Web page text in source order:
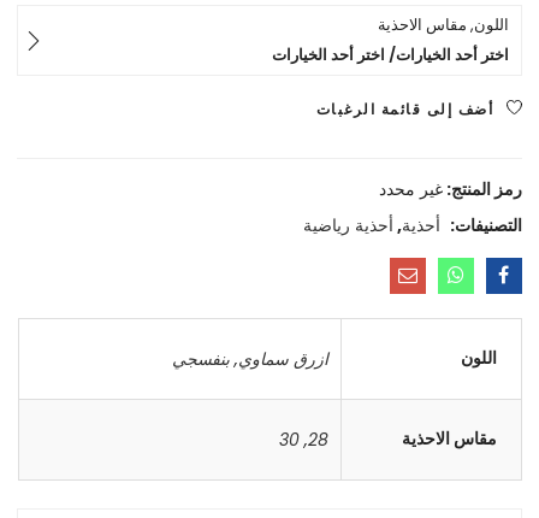
الحالي
هو:
3.500 ﷼.
هو:
5.000 ﷼.
اللون, مقاس الاحذية
اختر أحد الخيارات/ اختر أحد الخيارات
أضف إلى قائمة الرغبات
رمز المنتج:غير محدد
التصنيفات: أحذية, أحذية رياضية
اللون ازرق سماوي,بنفسجي
مقاس الاحذية 28
,
30